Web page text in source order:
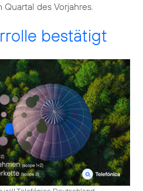
des Vorjahres.
bestätigt